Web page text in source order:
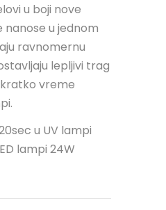
u boji nove
nanose u jednom
ravnomernu
lepljivi trag
vreme
u UV lampi
lampi 24W